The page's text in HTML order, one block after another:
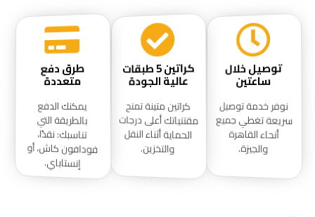
توصيل خلال
ساعتين
نوفر خدمة توصيل
سريعة تغطي جميع
أنحاء القاهرة
والجيزة.
كراتين 5 طبقات
عالية الجودة
كراتين متينة تمنح
مقتنياتك أعلى درجات
الحماية أثناء النقل
والتخزين.
طرق دفع
متعددة
يمكنك الدفع
بالطريقة التي
تناسبك: نقدًا،
فودافون كاش، أو
إنستاباي.